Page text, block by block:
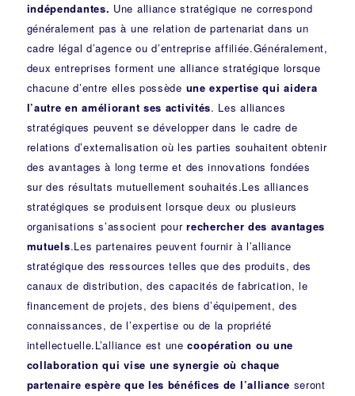
indépendantes. Une alliance stratégique ne correspond
généralement pas à une relation de partenariat dans un
cadre légal d’agence ou d’entreprise affiliée.Généralement,
deux entreprises forment une alliance stratégique lorsque
chacune d’entre elles possède une expertise qui aidera
l’autre en améliorant ses activités. Les alliances
stratégiques peuvent se développer dans le cadre de
relations d’externalisation où les parties souhaitent obtenir
des avantages à long terme et des innovations fondées
sur des résultats mutuellement souhaités.Les alliances
stratégiques se produisent lorsque deux ou plusieurs
organisations s’associent pourrechercher des avantages
mutuels.Les partenaires peuvent fournir à l’alliance
stratégique des ressources telles que des produits, des
canaux de distribution, des capacités de fabrication, le
financement de projets, des biens d’équipement, des
connaissances, de l’expertise ou de la propriété
intellectuelle.L’alliance est unecoopération ou une
collaboration qui vise une synergie où chaque
partenaire espère que les bénéfices de l’alliance seront